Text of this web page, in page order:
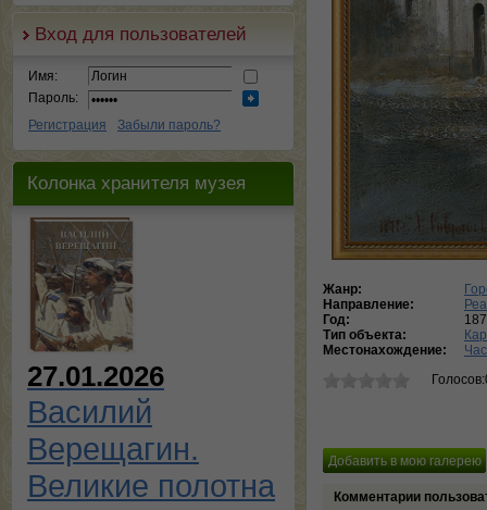
Вход для пользователей
Имя:
Пароль:
Регистрация
Забыли пароль?
Колонка хранителя музея
27.01.2026
Василий
Верещагин.
Великие полотна
Жанр:
Направление:
Год:
Тип объекта:
Местонахождение:
Комментарии